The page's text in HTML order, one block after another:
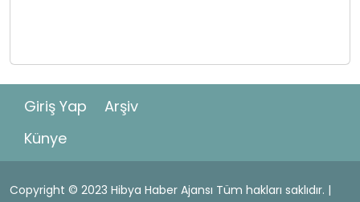
Giriş Yap
Arşiv
Künye
Copyright © 2023 Hibya Haber Ajansı Tüm hakları saklıdır. |